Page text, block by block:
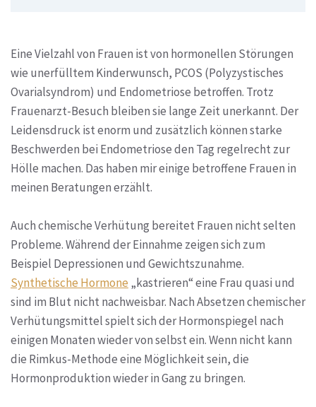
Eine Vielzahl von Frauen ist von hormonellen Störungen
wie unerfülltem Kinderwunsch, PCOS (Polyzystisches
Ovarialsyndrom) und Endometriose betroffen. Trotz
Frauenarzt-Besuch bleiben sie lange Zeit unerkannt. Der
Leidensdruck ist enorm und zusätzlich können starke
Beschwerden bei Endometriose den Tag regelrecht zur
Hölle machen. Das haben mir einige betroffene Frauen in
meinen Beratungen erzählt.
Auch chemische Verhütung bereitet Frauen nicht selten
Probleme. Während der Einnahme zeigen sich zum
Beispiel Depressionen und Gewichtszunahme.
Synthetische Hormone „kastrieren“ eine Frau quasi und
sind im Blut nicht nachweisbar. Nach Absetzen chemischer
Verhütungsmittel spielt sich der Hormonspiegel nach
einigen Monaten wieder von selbst ein. Wenn nicht kann
die Rimkus-Methode eine Möglichkeit sein, die
Hormonproduktion wieder in Gang zu bringen.